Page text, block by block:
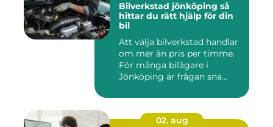
Bilverkstad jönköping så
hittar du rätt hjälp för din
bil
Att välja bilverkstad handlar
om mer än pris per timme.
För många bilägare i
Jönköping är frågan sna...
02. aug